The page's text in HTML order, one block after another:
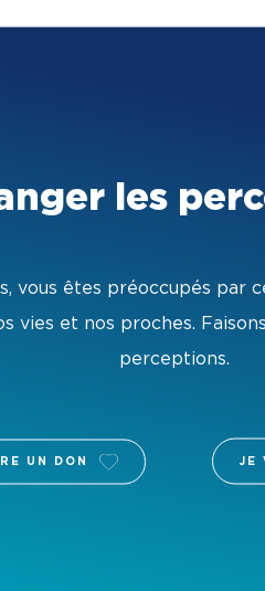
les
vous êtes préoccupés par
vies et nos proches.
perceptions.
UN DON JE